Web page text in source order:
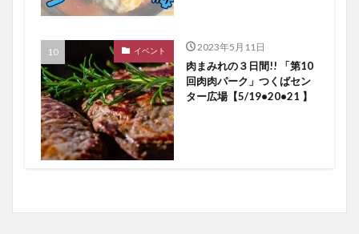
イベント 2023年5月11日
肉まみれの３日間!! 「第10
回肉肉パーク」つくばセン
ター広場【5/19•20•21 】